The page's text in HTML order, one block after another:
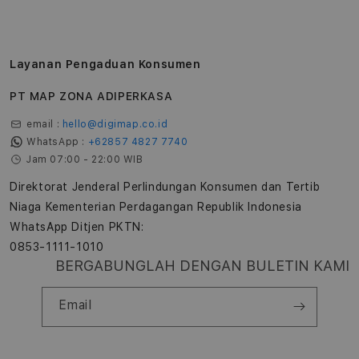
Layanan Pengaduan Konsumen
PT MAP ZONA ADIPERKASA
email : hello@digimap.co.id
WhatsApp : +62857 4827 7740
Jam 07:00 - 22:00 WIB
Direktorat Jenderal Perlindungan Konsumen dan Tertib
Niaga Kementerian Perdagangan Republik Indonesia
WhatsApp Ditjen PKTN:
0853-1111-1010
BERGABUNGLAH DENGAN BULETIN KAMI
Email